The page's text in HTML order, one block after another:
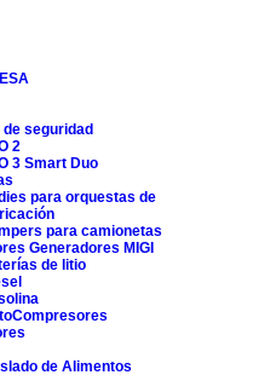
seguridad
2
3 Smart Duo
para orquestas de
para camionetas
Generadores MIGI
de litio
de Alimentos